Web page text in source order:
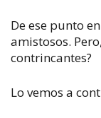
De ese punto
amistosos.
contrincantes?
Lo vemos a